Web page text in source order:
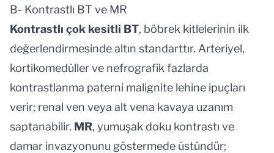
B- Kontrastlı BT ve MR
Kontrastlı çok kesitli BT, böbrek kitlelerinin ilk
değerlendirmesinde altın standarttır. Arteriyel,
kortikomedüller ve nefrografik fazlarda
kontrastlanma paterni malignite lehine ipuçları
verir; renal ven veya alt vena kavaya uzanım
saptanabilir. MR, yumuşak doku kontrastı ve
damar invazyonunu göstermede üstündür;